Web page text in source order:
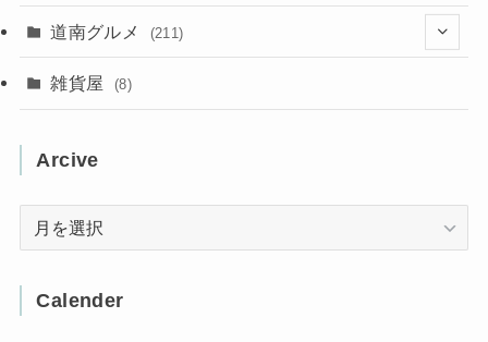
(31)
(16)(2)
(1) (2)
(2)
(11)
(13)
(10)
道南グルメ (211)
雑貨屋 (8)
Arcive
Arcive
Calender